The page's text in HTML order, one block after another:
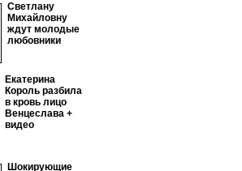
Светлану
Михайловну
ждут молодые
любовники
Екатерина
Король разбила
в кровь лицо
Венцеслава +
видео
Шокирующие